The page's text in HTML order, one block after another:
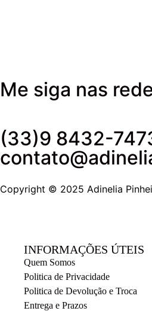
Me siga nas
(33)9 8432-
Copyright © 2025 Adinelia
INFORMAÇÕES ÚTEIS
Quem Somos
Politica de Privacidade
Politica de Devolução e Troca
Entrega e Prazos